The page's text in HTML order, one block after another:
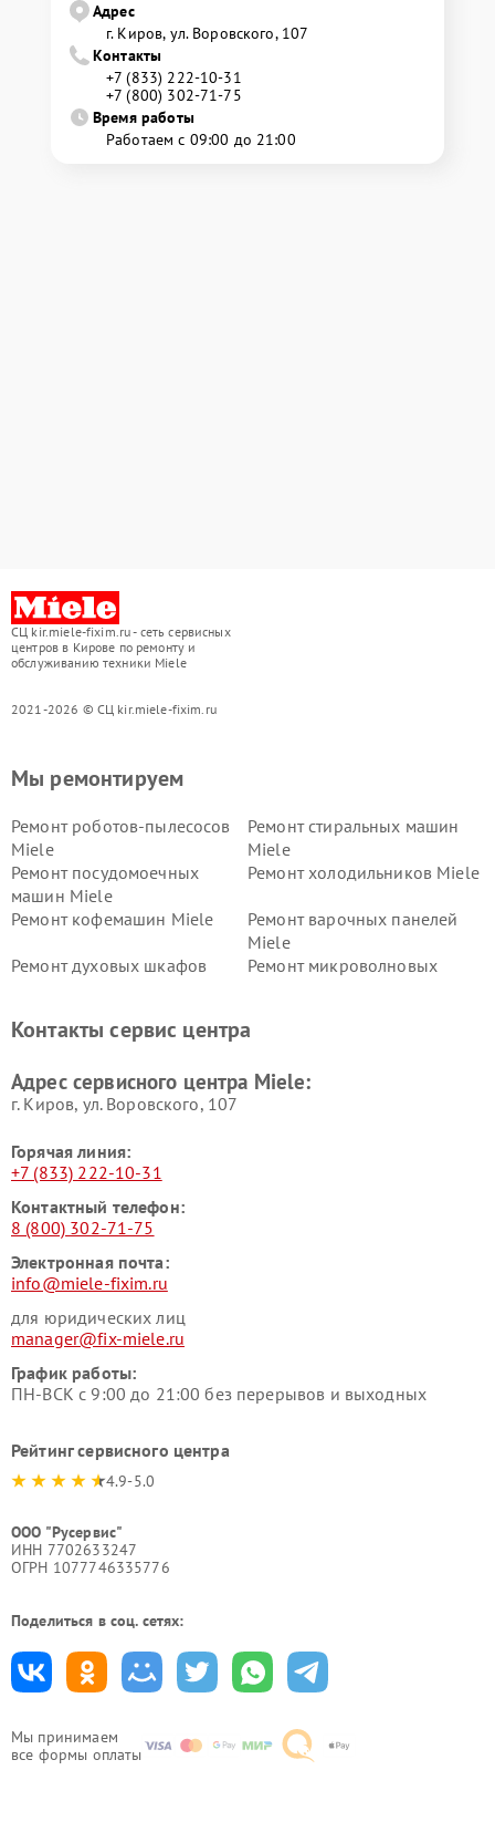
Адрес
г. Киров, ул. Воровского, 107
Контакты
+7 (833) 222-10-31
+7 (800) 302-71-75
Время работы
Работаем с 09:00 до 21:00
СЦ kir.miele-fixim.ru - сеть сервисных
центров в Кирове по ремонту и
обслуживанию техники Miele
2021-2026 © СЦ kir.miele-fixim.ru
Мы принимаем
все формы оплаты
Мы ремонтируем
Ремонт роботов-пылесосов
Miele
Ремонт стиральных машин
Miele
Ремонт посудомоечных
машин Miele
Ремонт холодильников Miele
Ремонт кофемашин Miele
Ремонт варочных панелей
Miele
Ремонт духовых шкафов
Ремонт микроволновых
Miele
Miele
пылесосов Miele
Контакты сервис центра
Адрес сервисного центра Miele:
г. Киров, ул. Воровского, 107
Горячая линия:
+7 (833) 222-10-31
Контактный телефон:
8 (800) 302-71-75
Электронная почта:
info@miele-fixim.ru
для юридических лиц
manager@fix-miele.ru
График работы:
ПН-ВСК с 9:00 до 21:00 без перерывов и выходных
Рейтинг сервисного центра
4.9-5.0
ООО "Русервис"
ИНН 7702633247
ОГРН 1077746335776
Поделиться в соц. сетях: